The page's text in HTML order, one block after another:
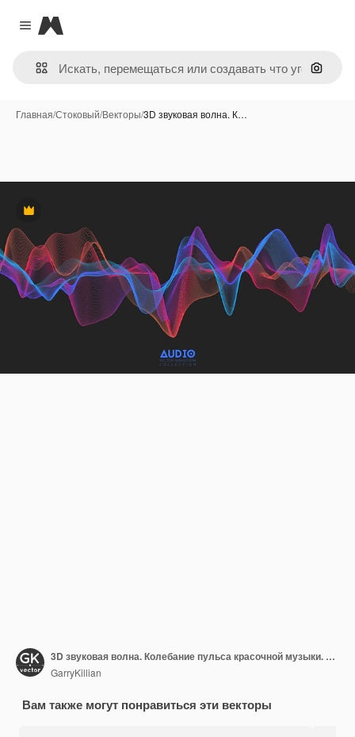
Close menu
Magnific
Поиск
Главная/Стоковый/Векторы/3D звуковая волна. К…
Премиум
3D звуковая волна. Колебание пульса красочной музыки. Светящийся импульсный узор.
GarryKillian
Вам также могут понравиться эти векторы